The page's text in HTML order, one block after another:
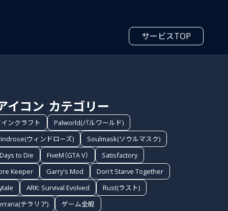
サービスTOP
カテゴリー
ンクラフト
Palworld(パルワールド)
ウィンドローズ)
Soulmask(ソウルマスク)
to Die
FiveM（GTA V）
Satisfactory
Keeper
Garry's Mod
Don't Starve Together
ARK: Survival Evolved
Rust(ラスト)
テラリア)
ゲーム全般